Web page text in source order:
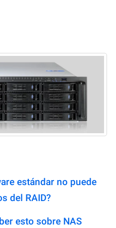
estándar no puede
del RAID?
esto sobre NAS